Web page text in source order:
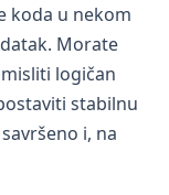
koda u nekom
Morate
logičan
stabilnu
i, na